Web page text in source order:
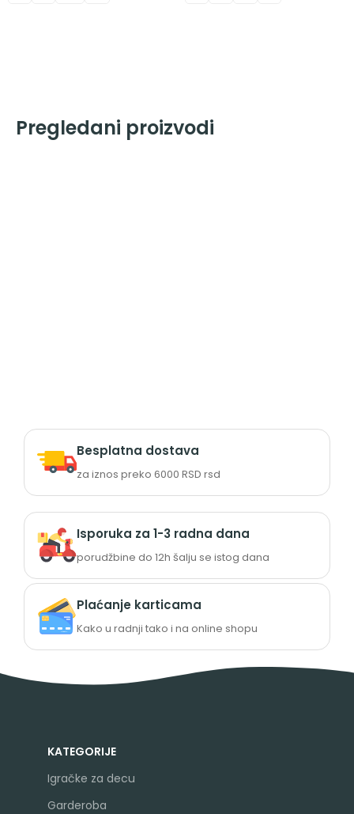
Pregledani proizvodi
Besplatna dostava
za iznos preko 6000 RSD rsd
Isporuka za 1-3 radna dana
porudžbine do 12h šalju se istog dana
Plaćanje karticama
Kako u radnji tako i na online shopu
KATEGORIJE
Igračke za decu
Garderoba